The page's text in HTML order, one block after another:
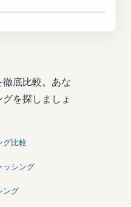
底比較。あな
を探しましょ
グ比較
ッシング
ング